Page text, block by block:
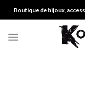
to
Boutique de bijoux,